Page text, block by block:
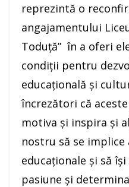
reprezintă o
angajamentului
Toduță” în a oferi
condiții pentru
educațională și
încrezători că
motiva și inspira și
nostru să se
educaționale și să
pasiune și